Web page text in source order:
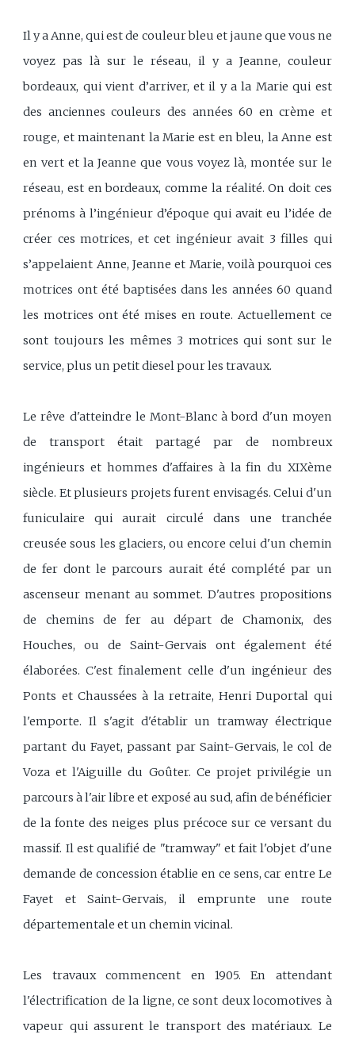
Il y a Anne, qui est de couleur bleu et jaune que vous ne
voyez pas là sur le réseau, il y a Jeanne, couleur
bordeaux, qui vient d’arriver, et il y a la Marie qui est
des anciennes couleurs des années 60 en crème et
rouge, et maintenant la Marie est en bleu, la Anne est
en vert et la Jeanne que vous voyez là, montée sur le
réseau, est en bordeaux, comme la réalité. On doit ces
prénoms à l’ingénieur d’époque qui avait eu l’idée de
créer ces motrices, et cet ingénieur avait 3 filles qui
s’appelaient Anne, Jeanne et Marie, voilà pourquoi ces
motrices ont été baptisées dans les années 60 quand
les motrices ont été mises en route. Actuellement ce
sont toujours les mêmes 3 motrices qui sont sur le
service, plus un petit diesel pour les travaux.
Le rêve d'atteindre le Mont-Blanc à bord d'un moyen
de transport était partagé par de nombreux
ingénieurs et hommes d'affaires à la fin du XIXème
siècle. Et plusieurs projets furent envisagés. Celui d'un
funiculaire qui aurait circulé dans une tranchée
creusée sous les glaciers, ou encore celui d'un chemin
de fer dont le parcours aurait été complété par un
ascenseur menant au sommet. D'autres propositions
de chemins de fer au départ de Chamonix, des
Houches, ou de Saint-Gervais ont également été
élaborées. C'est finalement celle d'un ingénieur des
Ponts et Chaussées à la retraite, Henri Duportal qui
l'emporte. Il s'agit d'établir un tramway électrique
partant du Fayet, passant par Saint-Gervais, le col de
Voza et l'Aiguille du Goûter. Ce projet privilégie un
parcours à l'air libre et exposé au sud, afin de bénéficier
de la fonte des neiges plus précoce sur ce versant du
massif. Il est qualifié de "tramway" et fait l'objet d'une
demande de concession établie en ce sens, car entre Le
Fayet et Saint-Gervais, il emprunte une route
départementale et un chemin vicinal.
Les travaux commencent en 1905. En attendant
l'électrification de la ligne, ce sont deux locomotives à
vapeur qui assurent le transport des matériaux. Le